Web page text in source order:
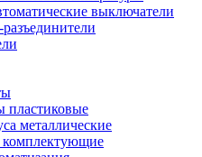
выключатели
металлические
комплектующие